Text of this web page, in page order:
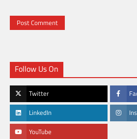
Follow Us On
Twitter
LinkedIn
YouTube